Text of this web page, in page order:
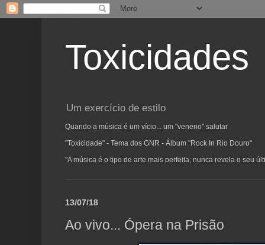
Toxicidades
Um exercício de estilo
Quando a música é um vício... um "veneno" salutar
"Toxicidade" - Tema dos GNR - Álbum "Rock In Rio Douro"
"A música é o tipo de arte mais perfeita; nunca revela o seu
13/07/18
Ao vivo... Ópera na Prisão